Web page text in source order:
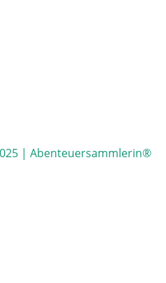
| Abenteuersammlerin®